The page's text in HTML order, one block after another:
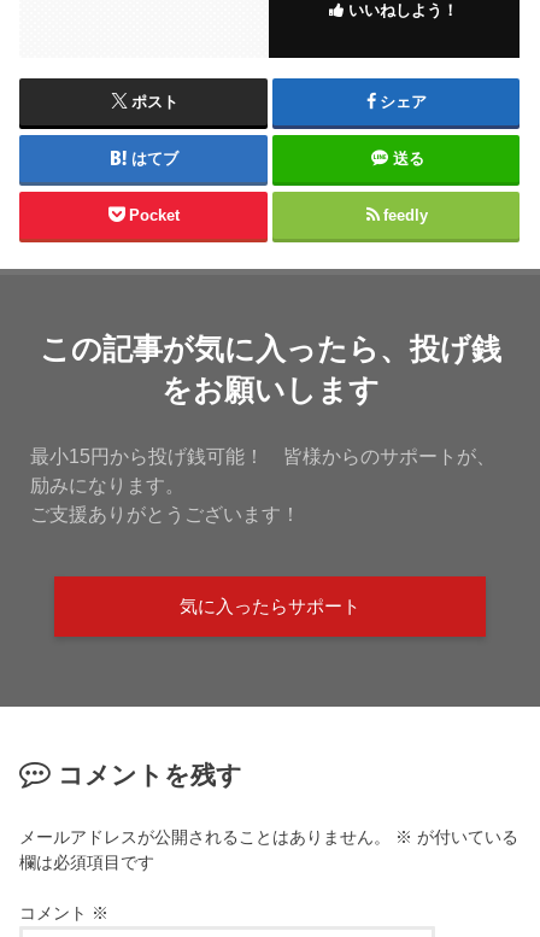
いいねしよう！
ポスト シェア
はてブ 送る
Pocket feedly
この記事が気に入ったら、投げ銭
をお願いします
最小15円から投げ銭可能！ 皆様からのサポートが、
励みになります。
ご支援ありがとうございます！
気に入ったらサポート
コメントを残す
メールアドレスが公開されることはありません。 ※ が付いている
欄は必須項目です
コメント ※